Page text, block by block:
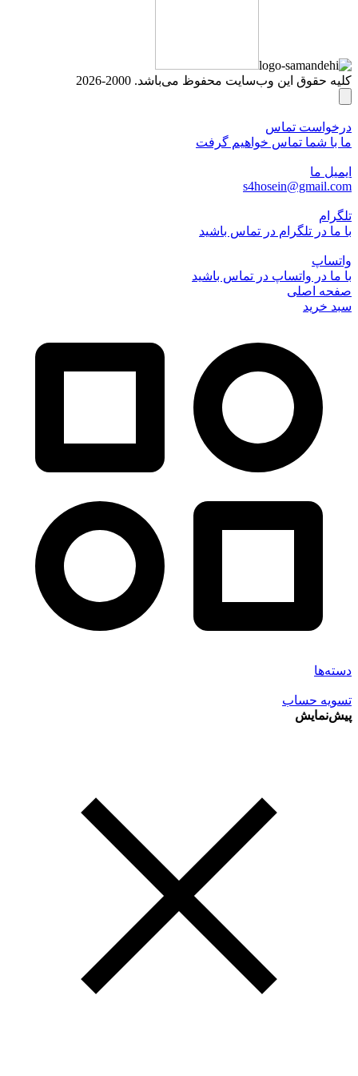
کلیه حقوق این وب‌سایت محفوظ می‌باشد. 2000-2026
درخواست تماس
ما با شما تماس خواهیم گرفت
ایمیل ما
s4hosein@gmail.com
تلگرام
با ما در تلگرام در تماس باشید
واتساپ
با ما در واتساپ در تماس باشید
صفحه اصلی
سبد خرید
دسته‌ها
تسویه حساب
پیش‌نمایش